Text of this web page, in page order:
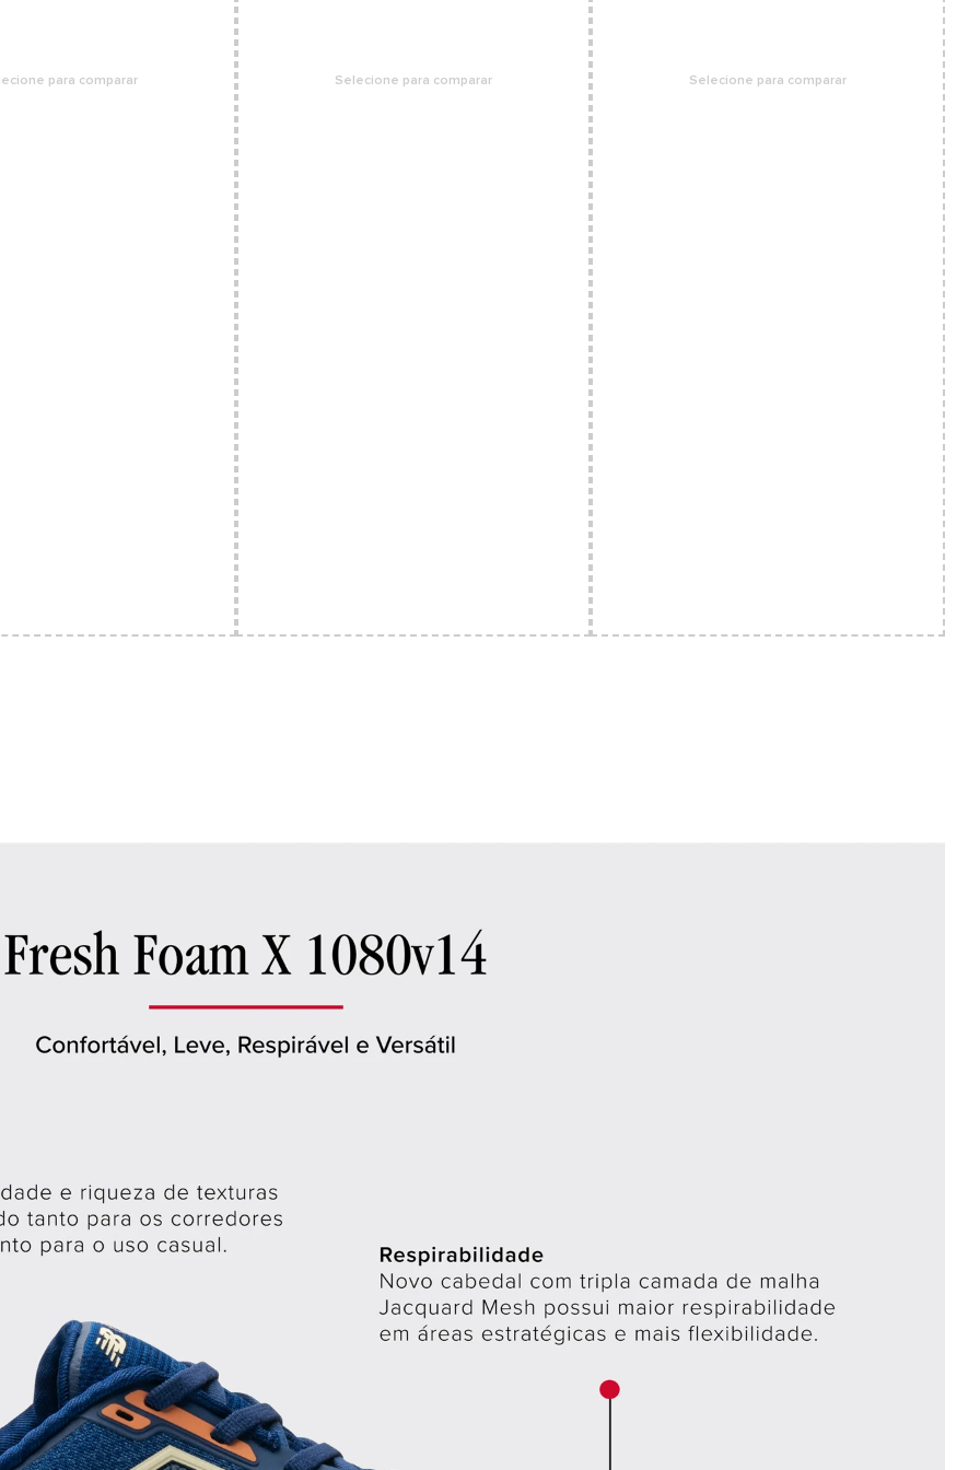
para comparar Selecione para comparar Selecione para comparar